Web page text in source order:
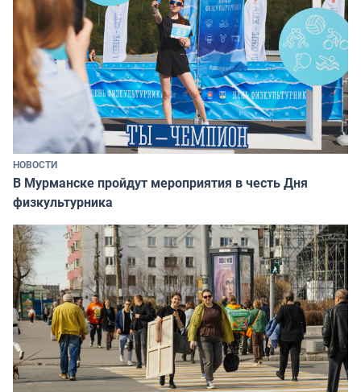
НОВОСТИ
В Мурманске пройдут мероприятия в честь Дня
физкультурника